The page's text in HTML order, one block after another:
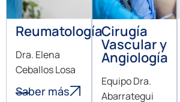
Reumatología
Dra. Elena
Ceballos Losa
Saber más
Cirugía
Vascular y
Angiología
Equipo Dra.
Abarrategui